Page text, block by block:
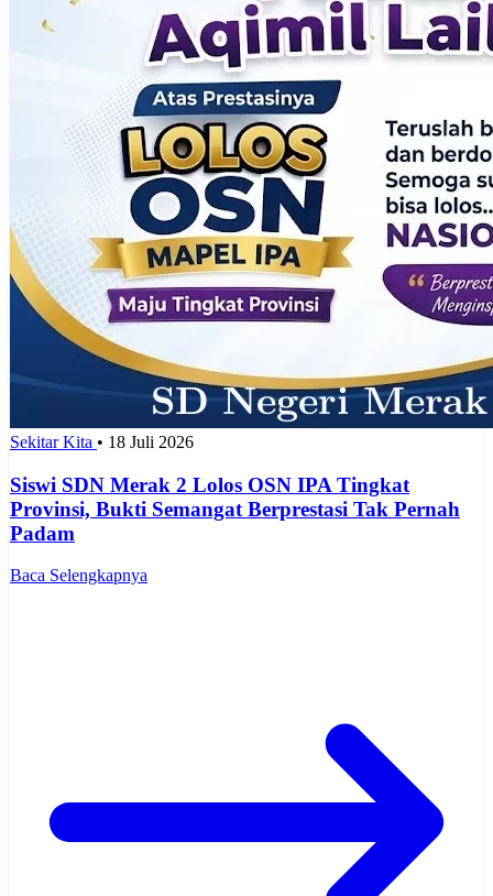
Sekitar Kita • 18 Juli 2026
Siswi SDN Merak 2 Lolos OSN IPA Tingkat
Provinsi, Bukti Semangat Berprestasi Tak Pernah
Padam
Baca Selengkapnya